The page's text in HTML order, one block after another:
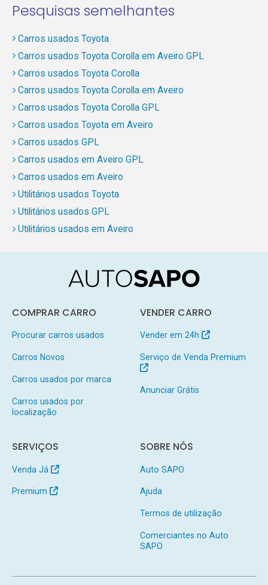
Pesquisas semelhantes
Carros usados Toyota
Carros usados Toyota Corolla em Aveiro GPL
Carros usados Toyota Corolla
Carros usados Toyota Corolla em Aveiro
Carros usados Toyota Corolla GPL
Carros usados Toyota em Aveiro
Carros usados GPL
Carros usados em Aveiro GPL
Carros usados em Aveiro
Utilitários usados Toyota
Utilitários usados GPL
Utilitários usados em Aveiro
COMPRAR CARRO
Procurar carros usados
Carros Novos
Carros usados por marca
Carros usados por
localização
VENDER CARRO
Vender em 24h
Serviço de Venda Premium
Anunciar Grátis
SERVIÇOS
Venda Já
Premium
SOBRE NÓS
Auto SAPO
Ajuda
Termos de utilização
Comerciantes no Auto
SAPO